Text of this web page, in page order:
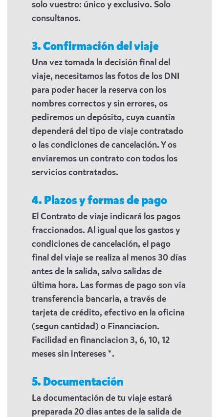
solo vuestro: único y exclusivo. Solo
consultanos.
3. Confirmación del viaje
Una vez tomada la decisión final del
viaje, necesitamos las fotos de los DNI
para poder hacer la reserva con los
nombres correctos y sin errores, os
pediremos un depósito, cuya cuantía
dependerá del tipo de viaje contratado
o las condiciones de cancelación. Y os
enviaremos un contrato con todos los
servicios contratados.
4. Plazos y formas de pago
El Contrato de viaje indicará los pagos
fraccionados. Al igual que los gastos y
condiciones de cancelación, el pago
final del viaje se realiza al menos 30 días
antes de la salida, salvo salidas de
última hora. Las formas de pago son vía
transferencia bancaria, a través de
tarjeta de crédito, efectivo en la oficina
(segun cantidad) o Financiacion.
Facilidad en financiacion 3, 6, 10, 12
meses sin intereses *.
5. Documentación
La documentación de tu viaje estará
preparada 20 dias antes de la salida de